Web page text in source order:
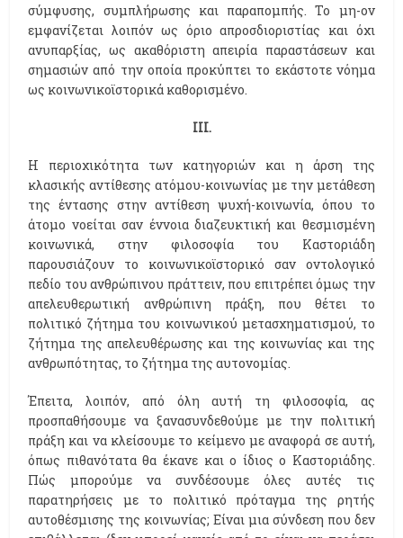
σύμφυσης, συμπλήρωσης και παραπομπής. Το μη-ον
εμφανίζεται λοιπόν ως όριο απροσδιοριστίας και όχι
ανυπαρξίας, ως ακαθόριστη απειρία παραστάσεων και
σημασιών από την οποία προκύπτει το εκάστοτε νόημα
ως κοινωνικοϊστορικά καθορισμένο.
ΙΙΙ.
Η περιοχικότητα των κατηγοριών και η άρση της
κλασικής αντίθεσης ατόμου-κοινωνίας με την μετάθεση
της έντασης στην αντίθεση ψυχή-κοινωνία, όπου το
άτομο νοείται σαν έννοια διαζευκτική και θεσμισμένη
κοινωνικά, στην φιλοσοφία του Καστοριάδη
παρουσιάζουν το κοινωνικοϊστορικό σαν οντολογικό
πεδίο του ανθρώπινου πράττειν, που επιτρέπει όμως την
απελευθερωτική ανθρώπινη πράξη, που θέτει το
πολιτικό ζήτημα του κοινωνικού μετασχηματισμού, το
ζήτημα της απελευθέρωσης και της κοινωνίας και της
ανθρωπότητας, το ζήτημα της αυτονομίας.
Έπειτα, λοιπόν, από όλη αυτή τη φιλοσοφία, ας
προσπαθήσουμε να ξανασυνδεθούμε με την πολιτική
πράξη και να κλείσουμε το κείμενο με αναφορά σε αυτή,
όπως πιθανότατα θα έκανε και ο ίδιος ο Καστοριάδης.
Πώς μπορούμε να συνδέσουμε όλες αυτές τις
παρατηρήσεις με το πολιτικό πρόταγμα της ρητής
αυτοθέσμισης της κοινωνίας; Είναι μια σύνδεση που δεν